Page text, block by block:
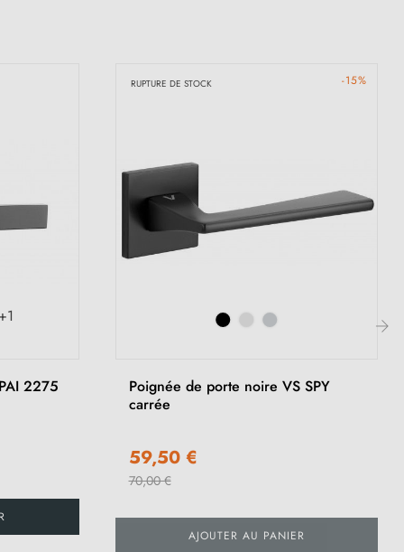
2275
RUPTURE DE STOCK
Poignée de porte noire VS SPY
carrée
70,00 €
-15%
59,50 €
AJOUTER AU PANIER